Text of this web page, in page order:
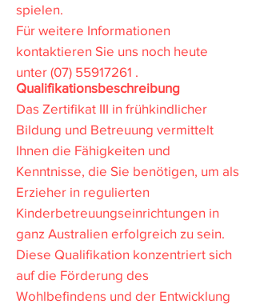
spielen.
Für weitere Informationen
kontaktieren Sie uns noch heute
unter (07) 55917261 .
Qualifikationsbeschreibung
Das Zertifikat III in frühkindlicher
Bildung und Betreuung vermittelt
Ihnen die Fähigkeiten und
Kenntnisse, die Sie benötigen, um als
Erzieher in regulierten
Kinderbetreuungseinrichtungen in
ganz Australien erfolgreich zu sein.
Diese Qualifikation konzentriert sich
auf die Förderung des
Wohlbefindens und der Entwicklung